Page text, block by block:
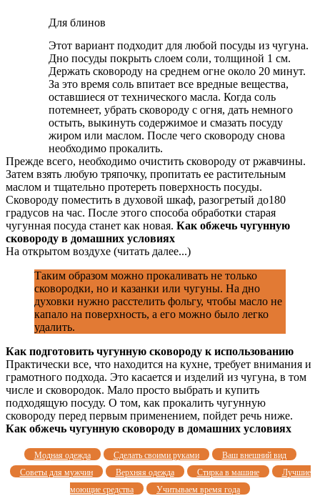
Для блинов
Этот вариант подходит для любой посуды из чугуна.
Дно посуды покрыть слоем соли, толщиной 1 см.
Держать сковороду на среднем огне около 20 минут.
За это время соль впитает все вредные вещества,
оставшиеся от технического масла. Когда соль
потемнеет, убрать сковороду с огня, дать немного
остыть, выкинуть содержимое и смазать посуду
жиром или маслом. После чего сковороду снова
необходимо прокалить.
Прежде всего, необходимо очистить сковороду от ржавчины.
Затем взять любую тряпочку, пропитать ее растительным
маслом и тщательно протереть поверхность посуды.
Сковороду поместить в духовой шкаф, разогретый до180
градусов на час. После этого способа обработки старая
чугунная посуда станет как новая. Как обжечь чугунную
сковороду в домашних условиях
На открытом воздухе (читать далее...)
Таким образом можно прокаливать не только
сковородки, но и казанки или чугуны. На дно
духовки нужно расстелить фольгу, чтобы масло не
капало на поверхность, а его можно было легко
удалить.
Как подготовить чугунную сковороду к использованию
Практически все, что находится на кухне, требует внимания и
грамотного подхода. Это касается и изделий из чугуна, в том
числе и сковородок. Мало просто выбрать и купить
подходящую посуду. О том, как прокалить чугунную
сковороду перед первым применением, пойдет речь ниже.
Как обжечь чугунную сковороду в домашних условиях
Модная одежда Сделать своими руками
Ваш внешний вид
Советы для мужчин
Верхняя одежда Стирка в машине
Лучшие
моющие средства
Учитываем время года